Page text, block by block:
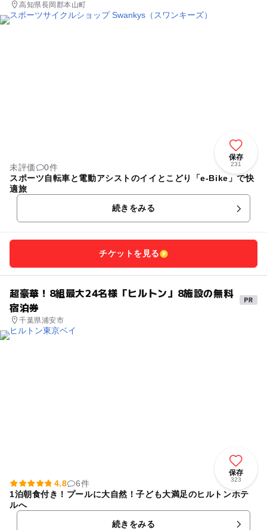
高知県長岡郡本山町
保存
231
未評価
0件
スポーツ自転車と電動アシストのイイとこどり「e-Bike」で快
適旅
続きをみる
チケットを見る
超豪華！8組最大24名様「ヒルトン」8施設の無料
宿泊券
千葉県浦安市
保存
323
4.8
6件
1泊朝食付き！プールに大自然！子ども大満足のヒルトンホテ
ルへ
続きをみる